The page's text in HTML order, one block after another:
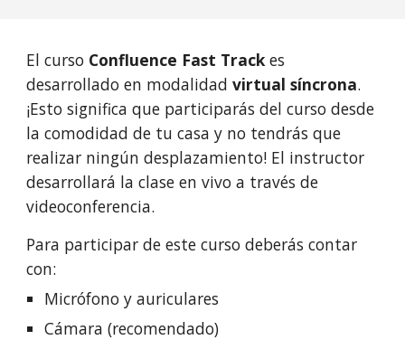
El curso Confluence Fast Track es
desarrollado en modalidadvirtual síncrona.
¡Esto significa que participarás del curso desde
la comodidad de tu casa y no tendrás que
realizar ningún desplazamiento! El instructor
desarrollará la clase en vivo a través de
videoconferencia.
Para participar de este curso deberás contar
con:
Micrófono y auriculares
Cámara (recomendado)